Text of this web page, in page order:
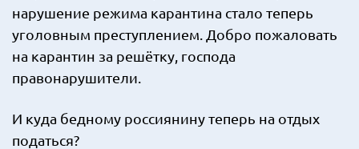
нарушение режима карантина стало теперь
уголовным преступлением. Добро пожаловать
на карантин за решётку, господа
правонарушители.
И куда бедному россиянину теперь на отдых
податься?